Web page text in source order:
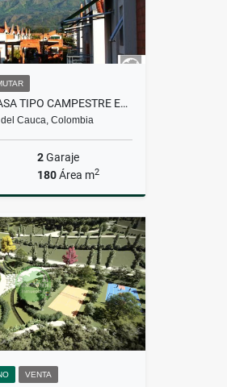
PERMUTO CASA TIPO CAMPESTRE EN CONDOMINIO TANGELOS ALFAGUARA JAMUNDÍ
Cauca, Colombia
2Garaje
180Área m2
Venta
$560.000.000
VENTA